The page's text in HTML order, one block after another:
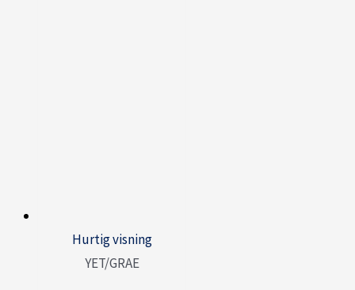
Hurtig visning
YET/GRAE